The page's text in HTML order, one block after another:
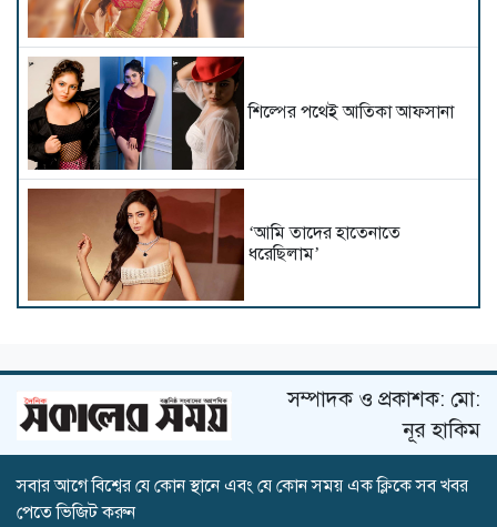
শিল্পের পথেই আতিকা আফসানা
‘আমি তাদের হাতেনাতে
ধরেছিলাম’
ছাড়তে হয় নীহারিকাকে!
‘জেন-জি’ নিয়ে সুর বদলালেন
সম্পাদক ও প্রকাশক: মো:
নূর হাকিম
সবার আগে বিশ্বের যে কোন স্থানে এবং যে কোন সময় এক ক্লিকে সব খবর
পেতে ভিজিট করুন